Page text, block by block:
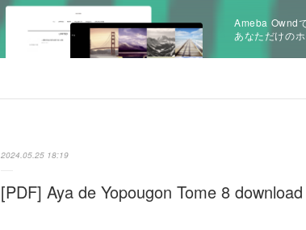
Ameba Ownd
あなただけの
2024.05.25 18:19
[PDF] Aya de Yopougon Tome 8 download